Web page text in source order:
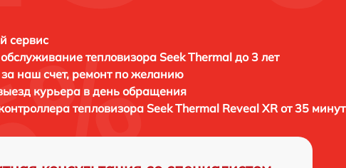
сервис
тепловизора Seek Thermal до 3 лет
наш счет, ремонт по желанию
курьера в день обращения
тепловизораSeek Thermal Reveal XR от 35 минут